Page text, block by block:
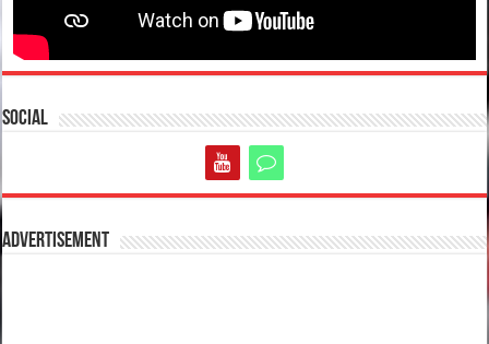
Social
Advertisement